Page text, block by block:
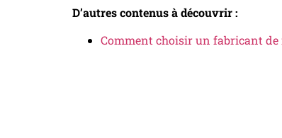
D’autres contenus à découvrir :
Comment choisir un fabricant de